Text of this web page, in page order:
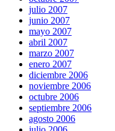
julio 2007
junio 2007
mayo 2007
abril 2007
marzo 2007
enero 2007
diciembre 2006
noviembre 2006
octubre 2006
septiembre 2006
agosto 2006